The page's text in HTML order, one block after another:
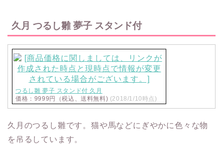
久月 つるし雛 夢子 スタンド付
つるし雛 夢子 スタンド付 久月
価格：9999円（税込、送料無料) (2018/1/10時点)
久月のつるし雛です。猫や馬などにぎやかに色々な物
を吊るしています。